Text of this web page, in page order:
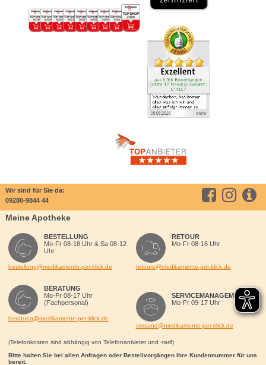
Wir sind für Sie da:
09280-9844 44
Meine Apotheke
BESTELLUNG
Mo-Fr 08-18 Uhr & Sa 08-12
Uhr
bestellung@medikamente-per-klick.de
BERATUNG
Mo-Fr 08-17 Uhr
(Fachpersonal)
beratung@medikamente-per-klick.de
RETOUR
Mo-Fr 08-16 Uhr
retoure@medikamente-per-klick.de
SERVICEMANAGEMENT
Mo-Fr 09-17 Uhr
versand@medikamente-per-klick.de
(Telefonkosten sind abhängig von Telefonanbieter und -tarif)
Bitte halten Sie bei allen Anfragen oder Bestellvorgängen Ihre Kundennummer für uns
bereit.